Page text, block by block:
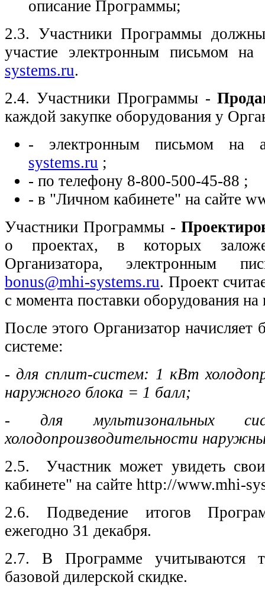
описание Программы;
2.3. Участники Программы должны
участие электронным письмом
systems.ru.
2.4. Участники Программы -
каждой закупке оборудования у
- электронным письмом на
systems.ru ;
- по телефону 8-800-500-45-88 ;
- в "Личном кабинете" на сайте
Участники Программы -
о проектах, в которых
Организатора, электронным
bonus@mhi-systems.ru. Проект
с момента поставки оборудования на
После этого Организатор начисляет
системе:
- для сплит-систем: 1 кВт
наружного блока = 1 балл;
- для мультизональных
холодопроизводительности
2.5. Участник может увидеть
кабинете" на сайте http://www.mhi-
2.6. Подведение итогов
ежегодно 31 декабря.
2.7. В Программе учитываются
базовой дилерской скидке.